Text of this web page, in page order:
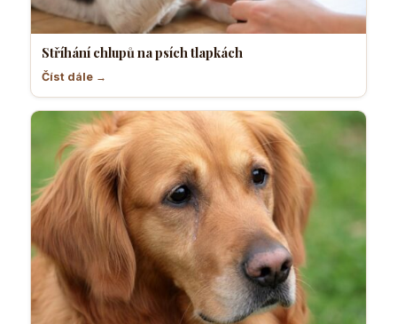
Stříhání chlupů na psích tlapkách
Číst dále →